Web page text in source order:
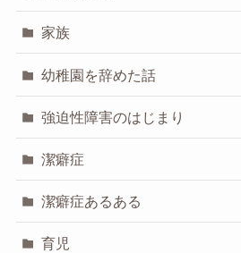
家族
幼稚園を辞めた話
強迫性障害のはじまり
潔癖症
潔癖症あるある
育児